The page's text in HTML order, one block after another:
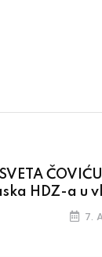
HDZ-a u
7.